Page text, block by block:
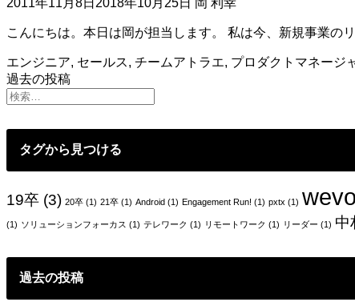
2011年11月8日 2018年10月25日 岡 利幸
こんにちは。本日は岡が担当します。 私は今、新規事業の
エンジニア, セールス, チームアトラエ, プロダクトマネージ
投
稿
ナ
ビ
ー
ョ
ン
過去の投稿
タグから見つける
19卒 (3) 20卒 (1) 21卒 (1) Android (1) Engagement Run! (1) pxtx (1)
(1) ソリューションフォーカス (1) テレワーク (1) リモートワーク (1) リーダー (1) 中
過去の投稿